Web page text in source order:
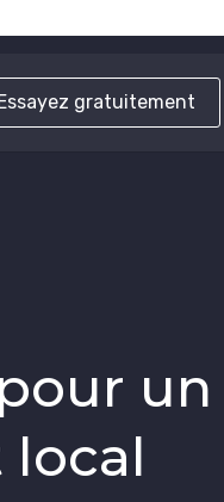
gratuitement